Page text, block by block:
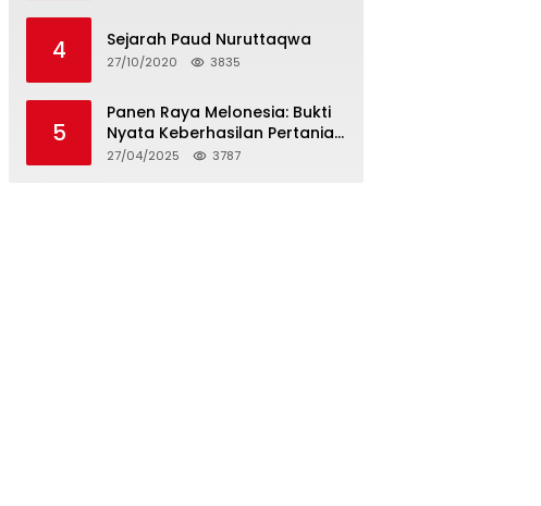
4 Sejarah Paud Nuruttaqwa
27/10/2020 3835
5
Panen Raya Melonesia: Bukti
Nyata Keberhasilan Pertanian
Modern di Kabupaten Bekasi
27/04/2025 3787